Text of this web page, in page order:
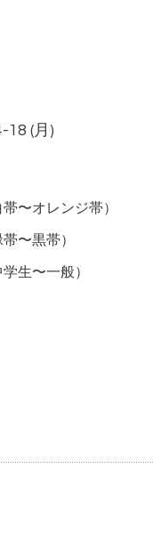
18 (月)
〜オレンジ帯）
〜黒帯）
生〜一般）